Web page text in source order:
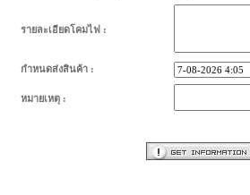
รายละเอียดโคมไฟ :
กำหนดส่งสินค้า :
หมายเหตุ :